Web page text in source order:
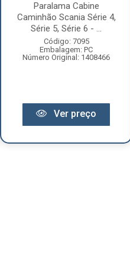
Paralama Cabine
Caminhão Scania Série 4,
Série 5, Série 6 - ...
Código: 7095
Embalagem: PC
Número Original: 1408466
Ver preço